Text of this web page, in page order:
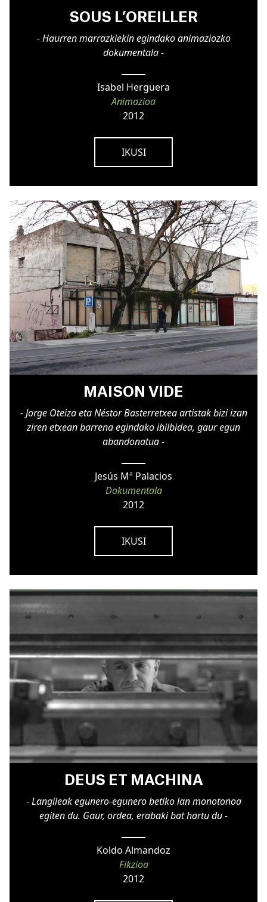
SOUS L’OREILLER
- Haurren marrazkiekin egindako animaziozko
dokumentala -
Isabel Herguera
Animazioa
2012
IKUSI
MAISON VIDE
- Jorge Oteiza eta Néstor Basterretxea artistak bizi izan
ziren etxean barrena egindako ibilbidea, gaur egun
abandonatua -
Jesús Mª Palacios
Dokumentala
2012
IKUSI
DEUS ET MACHINA
- Langileak egunero-egunero betiko lan monotonoa
egiten du. Gaur, ordea, erabaki bat hartu du -
Koldo Almandoz
Fikzioa
2012